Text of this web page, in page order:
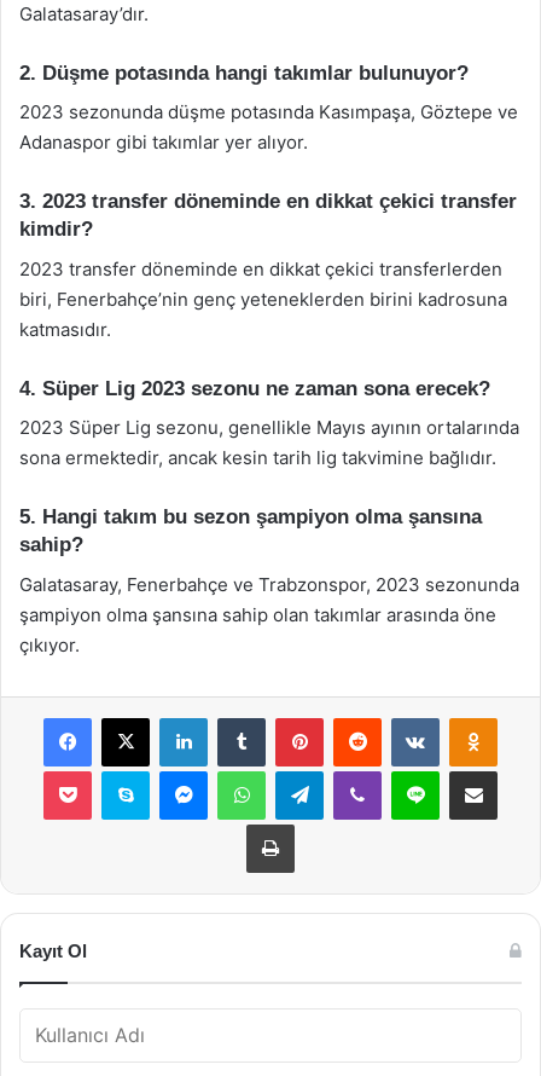
Galatasaray’dır.
2. Düşme potasında hangi takımlar bulunuyor?
2023 sezonunda düşme potasında Kasımpaşa, Göztepe ve
Adanaspor gibi takımlar yer alıyor.
3. 2023 transfer döneminde en dikkat çekici transfer
kimdir?
2023 transfer döneminde en dikkat çekici transferlerden
biri, Fenerbahçe’nin genç yeteneklerden birini kadrosuna
katmasıdır.
4. Süper Lig 2023 sezonu ne zaman sona erecek?
2023 Süper Lig sezonu, genellikle Mayıs ayının ortalarında
sona ermektedir, ancak kesin tarih lig takvimine bağlıdır.
5. Hangi takım bu sezon şampiyon olma şansına
sahip?
Galatasaray, Fenerbahçe ve Trabzonspor, 2023 sezonunda
şampiyon olma şansına sahip olan takımlar arasında öne
çıkıyor.
Facebook
X LinkedInTumblr PinterestReddit VKontakte
Pocket Skype MessengerWhatsAppTelegramViber Line E-Posta ile
Yazdır
Kayıt Ol